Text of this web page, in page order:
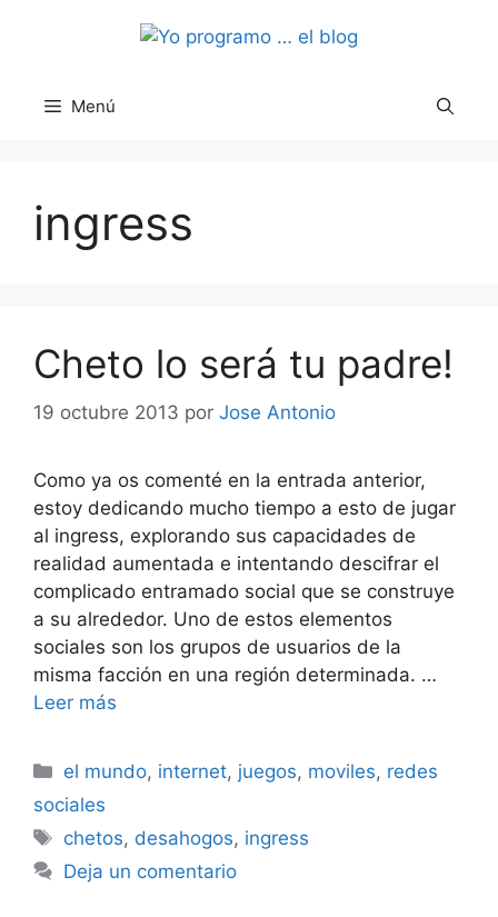
Menú
ingress
Cheto lo será tu padre!
19 octubre 2013 por Jose Antonio
Como ya os comenté en la entrada anterior,
estoy dedicando mucho tiempo a esto de jugar
al ingress, explorando sus capacidades de
realidad aumentada e intentando descifrar el
complicado entramado social que se construye
a su alrededor. Uno de estos elementos
sociales son los grupos de usuarios de la
misma facción en una región determinada. …
Leer más
Categorías
el mundo, internet, juegos, moviles, redes
sociales
Etiquetas
chetos, desahogos, ingress
Deja un comentario